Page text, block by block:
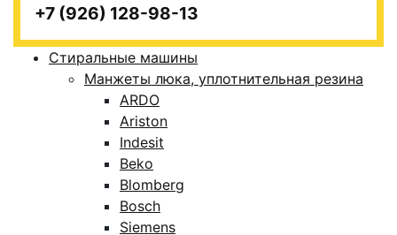
+7 (926) 128-98-13
Стиральные машины
Манжеты люка, уплотнительная резина
ARDO
Ariston
Indesit
Beko
Blomberg
Bosch
Siemens